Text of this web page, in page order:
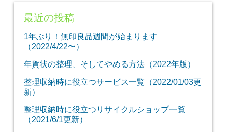
最近の投稿
1年ぶり！無印良品週間が始まります
（2022/4/22〜）
年賀状の整理、そしてやめる方法（2022年版）
整理収納時に役立つサービス一覧（2022/01/03更
新）
整理収納時に役立つリサイクルショップ一覧
（2021/6/1更新）